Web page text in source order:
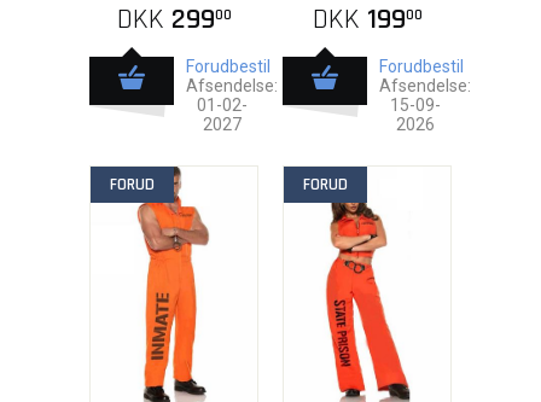
DKK 29900
Forudbestil
Afsendelse:
01-02-
2027
DKK 19900
Forudbestil
Afsendelse:
15-09-
2026
FORUD FORUD